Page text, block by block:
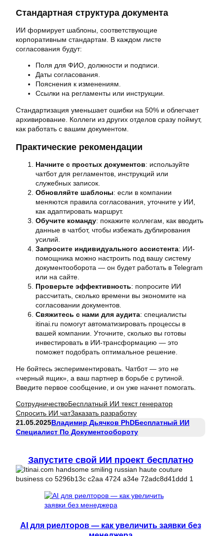
Стандартная структура документа
ИИ формирует шаблоны, соответствующие
корпоративным стандартам. В каждом листе
согласования будут:
Поля для ФИО, должности и подписи.
Даты согласования.
Пояснения к изменениям.
Ссылки на регламенты или инструкции.
Стандартизация уменьшает ошибки на 50% и облегчает
архивирование. Коллеги из других отделов сразу поймут,
как работать с вашим документом.
Практические рекомендации
Начните с простых документов: используйте
чатбот для регламентов, инструкций или
служебных записок.
Обновляйте шаблоны: если в компании
меняются правила согласования, уточните у ИИ,
как адаптировать маршрут.
Обучите команду: покажите коллегам, как вводить
данные в чатбот, чтобы избежать дублирования
усилий.
Запросите индивидуального ассистента: ИИ-
помощника можно настроить под вашу систему
документооборота — он будет работать в Telegram
или на сайте.
Проверьте эффективность: попросите ИИ
рассчитать, сколько времени вы экономите на
согласовании документов.
Свяжитесь с нами для аудита: специалисты
itinai.ru помогут автоматизировать процессы в
вашей компании. Уточните, сколько вы готовы
инвестировать в ИИ-трансформацию — это
поможет подобрать оптимальное решение.
Не бойтесь экспериментировать. Чатбот — это не
«черный ящик», а ваш партнер в борьбе с рутиной.
Введите первое сообщение, и он уже начнет помогать.
СотрудничествоБесплатный ИИ текст генератор
Спросить ИИ чатЗаказать разработку
21.05.2025Владимир Дьячков PhDБесплатный ИИ
Специалист По Документообороту
Запустите свой ИИ проект бесплатно
AI для риелторов — как увеличить заявки без